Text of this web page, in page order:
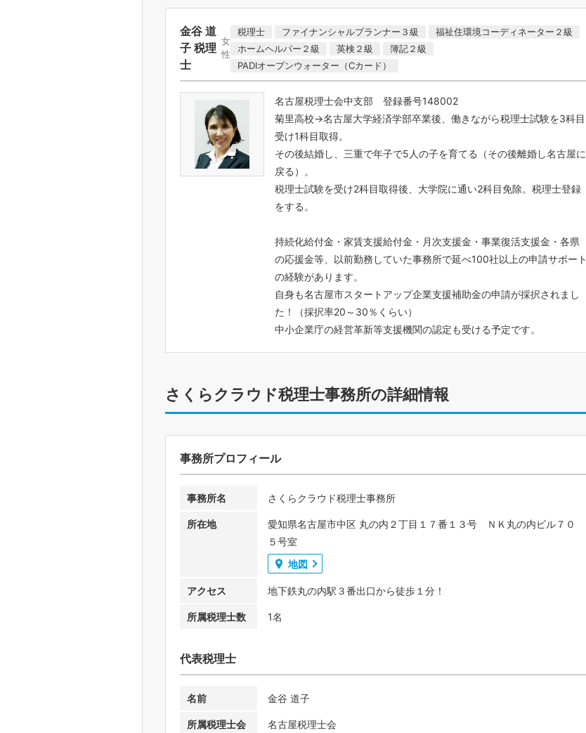
金谷 道
子 税理
士
女
性
税理士 ファイナンシャルプランナー３級
福祉住環境コーディネーター２級
ホームヘルパー２級
英検２級
簿記２級
PADIオープンウォーター（Cカード）
名古屋税理士会中支部 登録番号148002
菊里高校→名古屋大学経済学部卒業後、働きながら税理士試験を3科目
受け1科目取得。
その後結婚し、三重で年子で5人の子を育てる（その後離婚し名古屋に
戻る）。
税理士試験を受け2科目取得後、大学院に通い2科目免除。税理士登録
をする。
持続化給付金・家賃支援給付金・月次支援金・事業復活支援金・各県
の応援金等、以前勤務していた事務所で延べ100社以上の申請サポート
の経験があります。
自身も名古屋市スタートアップ企業支援補助金の申請が採択されまし
た！（採択率20～30％くらい）
中小企業庁の経営革新等支援機関の認定も受ける予定です。
さくらクラウド税理士事務所の詳細情報
事務所プロフィール
事務所名 さくらクラウド税理士事務所
所在地
愛知県名古屋市中区 丸の内２丁目１７番１３号 ＮＫ丸の内ビル７０
５号室
地図
アクセス 地下鉄丸の内駅３番出口から徒歩１分！
所属税理士数 1名
代表税理士
名前 金谷 道子
所属税理士会 名古屋税理士会